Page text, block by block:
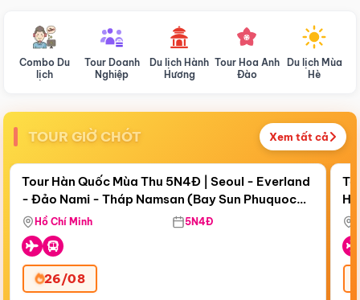
Combo Du
lịch
Tour Doanh
Nghiệp
Du lịch Hành
Hương
Tour Hoa Anh
Đào
Du lịch Mùa
Hè
TOUR GIỜ CHÓT Xem tất cả
Còn19 ngày 02:14:39
Điểm nổi bật
Tour Hàn Quốc Mùa Thu 5N4Đ | Seoul - Everland
- Đảo Nami - Tháp Namsan (Bay Sun Phuquoc
Airways)
Hồ Chí Minh 5N4Đ
26/08